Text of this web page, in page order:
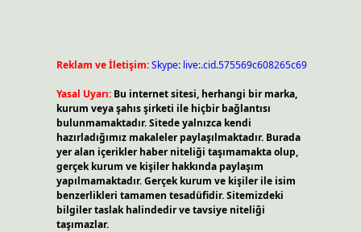
Reklam ve İletişim:Skype: live:.cid.575569c608265c69
Yasal Uyarı: Bu internet sitesi, herhangi bir marka,
kurum veya şahıs şirketi ile hiçbir bağlantısı
bulunmamaktadır. Sitede yalnızca kendi
hazırladığımız makaleler paylaşılmaktadır. Burada
yer alan içerikler haber niteliği taşımamakta olup,
gerçek kurum ve kişiler hakkında paylaşım
yapılmamaktadır. Gerçek kurum ve kişiler ile isim
benzerlikleri tamamen tesadüfidir. Sitemizdeki
bilgiler taslak halindedir ve tavsiye niteliği
taşımazlar.